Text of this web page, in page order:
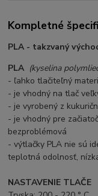
Kompletné
PLA - takzvaný
PLA (kyselina
- ľahko tlačiteľný
- je vhodný na tlač
- je vyrobený z
- je vhodný pre
bezproblémová
- výtlačky PLA nie sú
teplotná odolnosť,
NASTAVENIE TLAČE